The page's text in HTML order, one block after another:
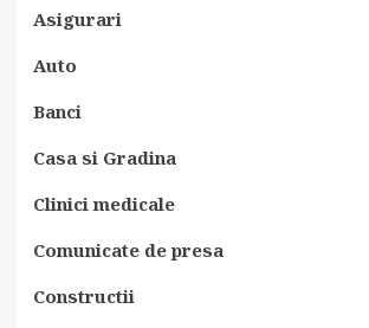
Asigurari
Auto
Banci
Casa si Gradina
Clinici medicale
Comunicate de presa
Constructii